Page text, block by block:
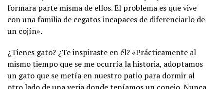
formara parte misma de ellos. El problema es que vive
con una familia de cegatos incapaces de diferenciarlo de
un cojín».
¿Tienes gato? ¿Te inspiraste en él? «Prácticamente al
mismo tiempo que se me ocurría la historia, adoptamos
un gato que se metía en nuestro patio para dormir al